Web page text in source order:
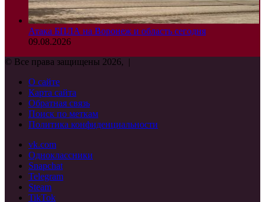
Атака БПЛА на Воронеж и область сегодня
09.08.2026
© Все права защищены 2026, |
О сайте
Карта сайта
Обратная связь
Поиск по меткам
Политика конфиденциальности
vk.com
Одноклассники
Snapchat
Telegram
Steam
TikTok